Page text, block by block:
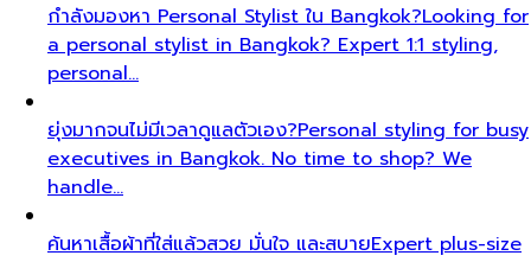
กำลังมองหา Personal Stylist ใน Bangkok?Looking for
a personal stylist in Bangkok? Expert 1:1 styling,
personal…
ยุ่งมากจนไม่มีเวลาดูแลตัวเอง?Personal styling for busy
executives in Bangkok. No time to shop? We
handle…
ค้นหาเสื้อผ้าที่ใส่แล้วสวย มั่นใจ และสบายExpert plus-size